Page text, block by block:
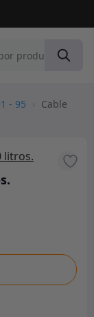
- 95 › Cable